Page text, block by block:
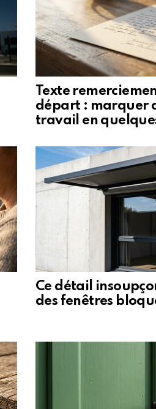
Texte
départ : marquer
travail en
Ce détail
des fenêtres